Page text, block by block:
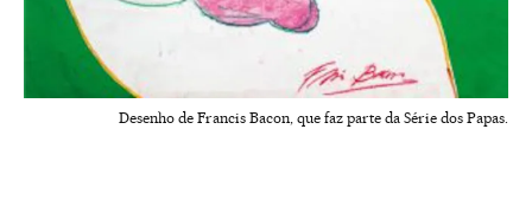
Desenho de Francis Bacon, que faz parte da Série dos Papas.